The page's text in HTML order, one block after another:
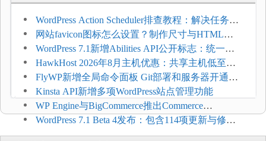
WordPress Action Scheduler排查教程：解决任务积
压和订单延迟
网站favicon图标怎么设置？制作尺寸与HTML添
加方法
WordPress 7.1新增Abilities API公开标志：统一支
持REST API、MCP与AI代理
HawkHost 2026年8月主机优惠：共享主机低至
$2.61/月，高性能主机同步折扣
FlyWP新增全局命令面板 Git部署和服务器开通更
方便
Kinsta API新增多项WordPress站点管理功能
WP Engine与BigCommerce推出Commerce
Connect：WordPress商店可保留前台体验并扩展电
商能力
WordPress 7.1 Beta 4发布：包含114项更新与修
复，仅建议在测试环境体验